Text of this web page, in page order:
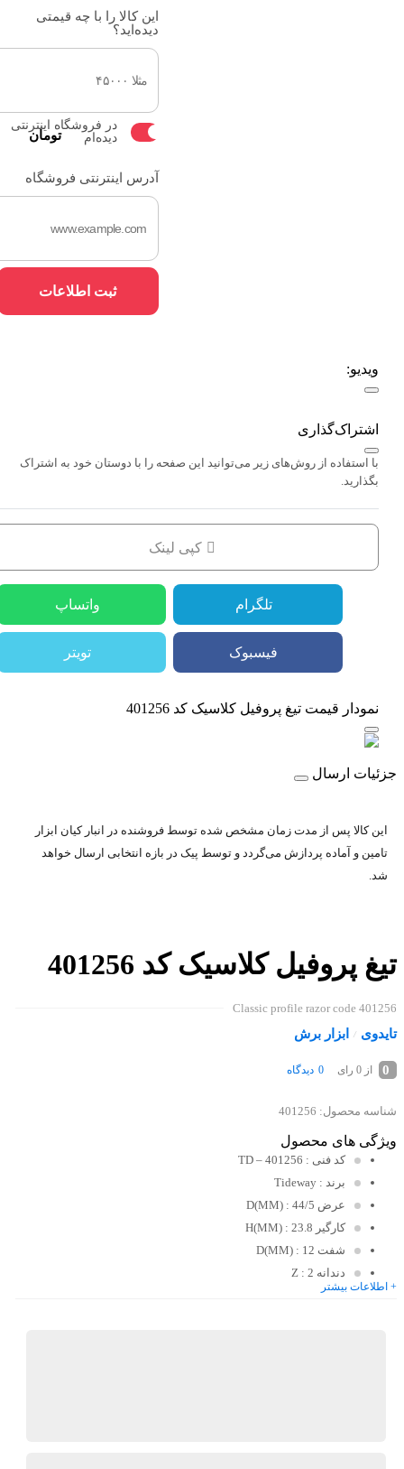
این کالا را با چه قیمتی
دیده‌اید؟
تومان
در فروشگاه اینترنتی
دیده‌ام
آدرس اینترنتی فروشگاه
ثبت اطلاعات
ویدیو:
اشتراک‌گذاری
با استفاده از روش‌های زیر می‌توانید این صفحه را با دوستان خود به اشتراک
بگذارید.
کپی لینک
تلگرام واتساپ
فیسبوک تویتر
نمودار قیمت تیغ پروفیل کلاسیک کد 401256
جزئیات ارسال
این کالا پس از مدت زمان مشخص شده توسط فروشنده در انبار کیان ابزار
تامین و آماده پردازش می‌گردد و توسط پیک در بازه انتخابی ارسال خواهد
شد.
تیغ پروفیل کلاسیک کد 401256
Classic profile razor code 401256
تایدوی / ابزار برش
0 از 0 رای 0 دیدگاه
شناسه محصول: 401256
ویژگی های محصول
کد فنی : TD – 401256
برند : Tideway
عرض D(MM) : 44/5
کارگیر H(MM) : 23.8
شفت D(MM) : 12
دندانه Z : 2
+ اطلاعات بیشتر